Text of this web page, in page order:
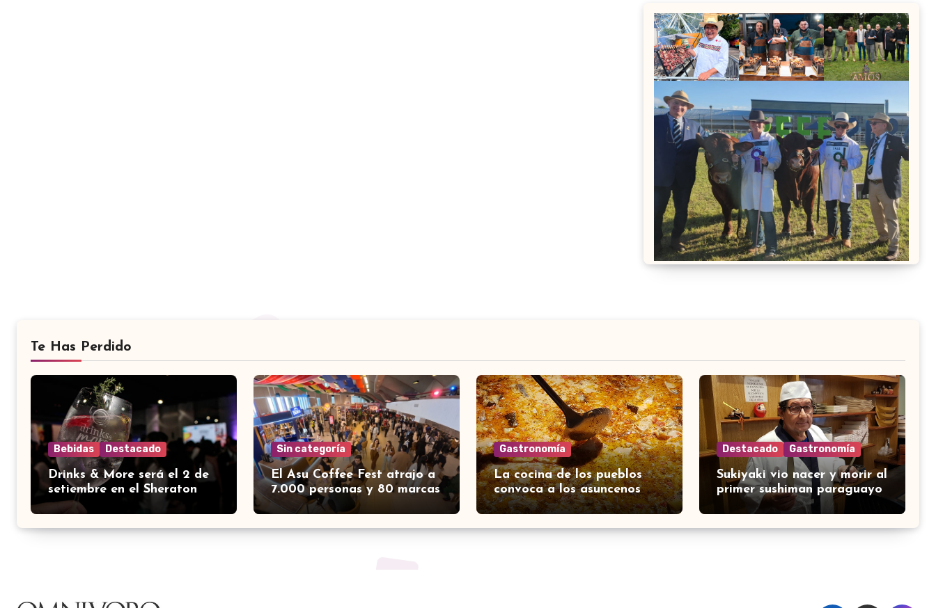
Te Has Perdido
Bebidas Destacado
Drinks & More será el 2 de
setiembre en el Sheraton
Sin categoría
El Asu Coffee Fest atrajo a
7.000 personas y 80 marcas
Gastronomía
La cocina de los pueblos
convoca a los asuncenos
Destacado Gastronomía
Sukiyaki vio nacer y morir al
primer sushiman paraguayo